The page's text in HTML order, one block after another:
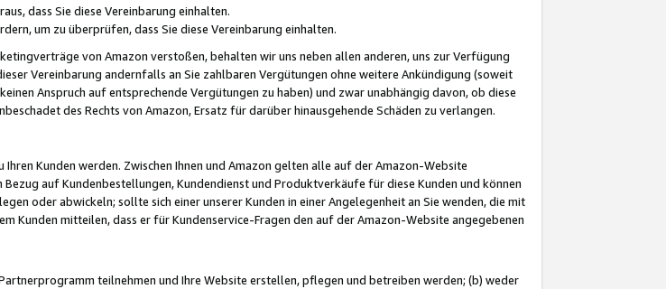
dass Sie diese Vereinbarung einhalten.
um zu überprüfen, dass Sie diese Vereinbarung einhalten.
von Amazon verstoßen, behalten wir uns neben allen anderen, uns zur Verfügung
Vereinbarung andernfalls an Sie zahlbaren Vergütungen ohne weitere Ankündigung (soweit
Anspruch auf entsprechende Vergütungen zu haben) und zwar unabhängig davon, ob diese
des Rechts von Amazon, Ersatz für darüber hinausgehende Schäden zu verlangen.
Kunden werden. Zwischen Ihnen und Amazon gelten alle auf der Amazon-Website
auf Kundenbestellungen, Kundendienst und Produktverkäufe für diese Kunden und können
oder abwickeln; sollte sich einer unserer Kunden in einer Angelegenheit an Sie wenden, die mit
Kunden mitteilen, dass er für Kundenservice-Fragen den auf der Amazon-Website angegebenen
teilnehmen und Ihre Website erstellen, pflegen und betreiben werden; (b) weder